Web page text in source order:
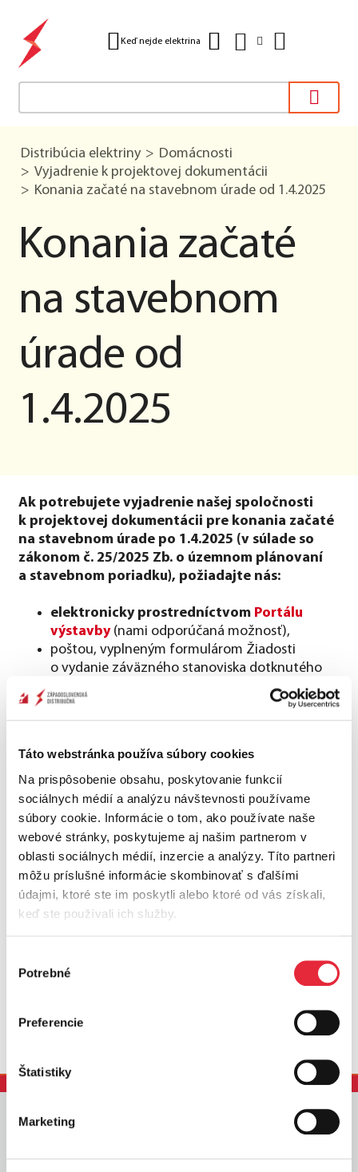
Táto webstránka používa súbory cookies
Na prispôsobenie obsahu, poskytovanie funkcií
sociálnych médií a analýzu návštevnosti používame
súbory cookie. Informácie o tom, ako používate naše
webové stránky, poskytujeme aj našim partnerom v
oblasti sociálnych médií, inzercie a analýzy. Títo partneri
môžu príslušné informácie skombinovať s ďalšími
údajmi, ktoré ste im poskytli alebo ktoré od vás získali,
keď ste používali ich služby.
súhlasu
Potrebné
Preferencie
Štatistiky
Marketing
Keď nejde elektrina
Distribúcia elektriny
Domácnosti
Vyjadrenie k projektovej dokumentácii
Konania začaté na stavebnom úrade od 1.4.2025
Konania začaté
na stavebnom
úrade od
1.4.2025
Ak potrebujete vyjadrenie našej spoločnosti
k projektovej dokumentácii pre konania začaté
na stavebnom úrade po 1.4.2025 (v súlade so
zákonom č. 25/2025 Zb. o územnom plánovaní
a stavebnom poriadku), požiadajte nás:
elektronicky prostredníctvom Portálu
výstavby(nami odporúčaná možnosť),
poštou, vyplneným formulárom Žiadosti
o vydanie záväzného stanoviska dotknutého
Portáli výstavby
alebo
poštou, vyplneným formuláromŽiadosti
K žiadosti pripojte projektovú dokumentáciu.
Upozornenie
Záväzné vyjadrenie k projektovej
dokumentácii v prípade stavieb s pripojením
do distribučnej sústavy (napr. rodinný dom,
dielňa) nie je možné vystaviť bez uzatvorenej
Domácnosti